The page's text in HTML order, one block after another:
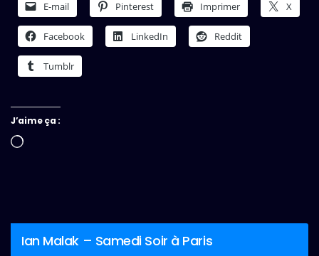
E-mail Pinterest Imprimer X
Facebook LinkedIn Reddit
Tumblr
J’aime ça :
Chargement…
Ian Malak – Samedi Soir à Paris